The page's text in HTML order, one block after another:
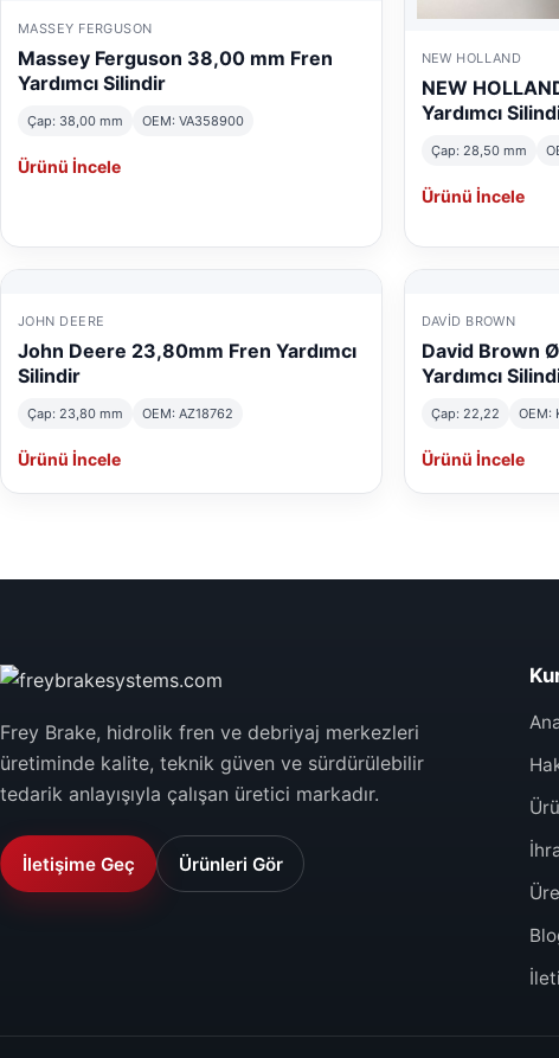
MASSEY FERGUSON
Massey Ferguson 38,00 mm Fren
Yardımcı Silindir
Çap: 38,00 mm OEM: VA358900
Ürünü İncele
NEW HOLLAND
NEW
Yardımcı
Çap: 28,50 mm
Ürünü İncele
JOHN DEERE
John Deere 23,80mm Fren Yardımcı
Silindir
Çap: 23,80 mm OEM: AZ18762
Ürünü İncele
DAVID BROWN
David Brown
Yardımcı
Çap: 22,22 OEM:
Ürünü İncele
Frey Brake, hidrolik fren ve debriyaj merkezleri
üretiminde kalite, teknik güven ve sürdürülebilir
tedarik anlayışıyla çalışan üretici markadır.
İletişime Geç Ürünleri Gör